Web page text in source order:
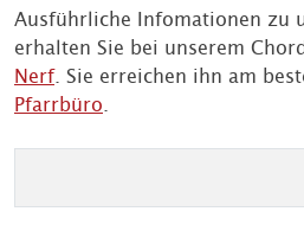
Ausführliche Infomationen zu
erhalten Sie bei unserem
Nerf. Sie erreichen ihn am
Pfarrbüro.